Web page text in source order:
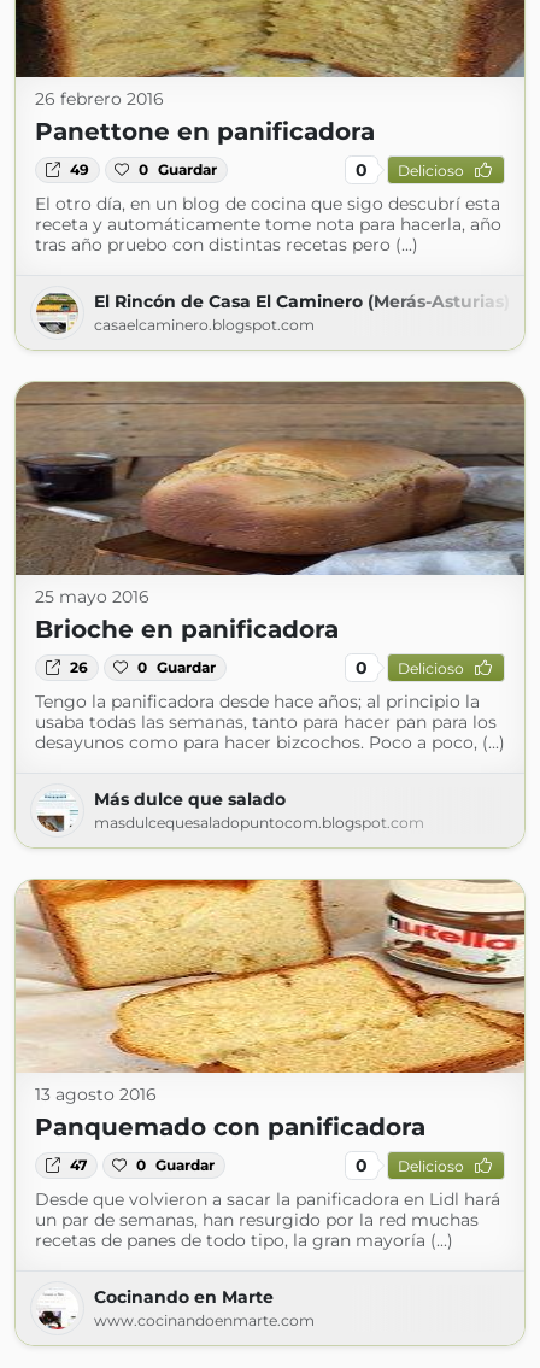
26 febrero 2016
Panettone en panificadora
49 0 Guardar 0 Delicioso
El otro día, en un blog de cocina que sigo descubrí esta
receta y automáticamente tome nota para hacerla, año
tras año pruebo con distintas recetas pero (...)
El Rincón de Casa El Caminero (Merás-Asturias)
casaelcaminero.blogspot.com
25 mayo 2016
Brioche en panificadora
26 0 Guardar 0 Delicioso
Tengo la panificadora desde hace años; al principio la
usaba todas las semanas, tanto para hacer pan para los
desayunos como para hacer bizcochos. Poco a poco, (...)
Más dulce que salado
masdulcequesaladopuntocom.blogspot.com
13 agosto 2016
Panquemado con panificadora
47 0 Guardar 0 Delicioso
Desde que volvieron a sacar la panificadora en Lidl hará
un par de semanas, han resurgido por la red muchas
recetas de panes de todo tipo, la gran mayoría (...)
Cocinando en Marte
www.cocinandoenmarte.com